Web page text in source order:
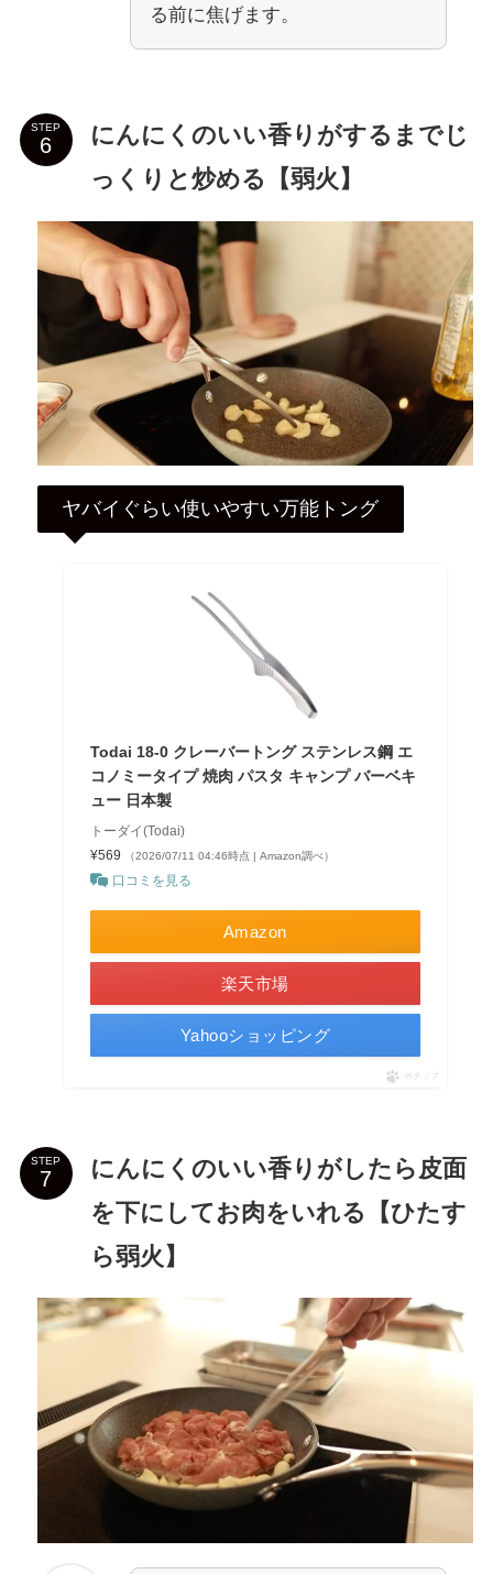
る前に焦げます。
STEP
にんにくのいい香りがするまでじ
っくりと炒める【弱火】
ヤバイぐらい使いやすい万能トング
Todai 18-0 クレーバートング ステンレス鋼 エ
コノミータイプ 焼肉 パスタ キャンプ バーベキ
ュー 日本製
トーダイ(Todai)
¥569
（2026/07/11 04:46時点 | Amazon調べ）
口コミを見る
Amazon
楽天市場
Yahooショッピング
ポチップ
STEP
にんにくのいい香りがしたら皮面
を下にしてお肉をいれる【ひたす
ら弱火】